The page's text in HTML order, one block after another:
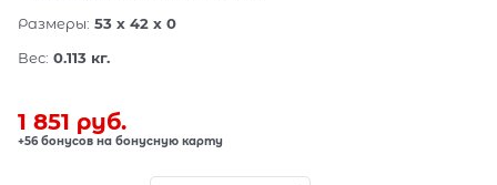
Размеры: 53 x 42 x 0
Вес: 0.113 кг.
1 851 руб.
+56 бонусов на бонусную карту